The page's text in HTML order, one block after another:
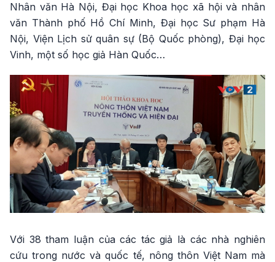
Nhân văn Hà Nội, Đại học Khoa học xã hội và nhân
văn Thành phố Hồ Chí Minh, Đại học Sư phạm Hà
Nội, Viện Lịch sử quân sự (Bộ Quốc phòng), Đại học
Vinh, một số học giả Hàn Quốc…
Với 38 tham luận của các tác giả là các nhà nghiên
cứu trong nước và quốc tế, nông thôn Việt Nam mà